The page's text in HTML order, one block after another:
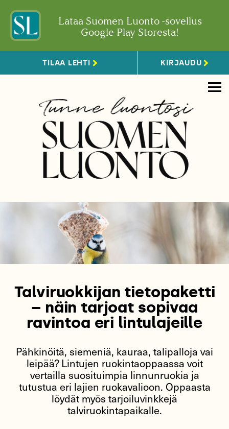
Lataa Suomen Luonto -sovellus
Google Play Storesta!
TILAA LEHTI KIRJAUDU
Talviruokkijan tietopaketti
– näin tarjoat sopivaa
ravintoa eri lintulajeille
Pähkinöitä, siemeniä, kauraa, talipalloja vai
leipää? Lintujen ruokintaoppaassa voit
vertailla suosituimpia linnunruokia ja
tutustua eri lajien ruokavalioon. Oppaasta
löydät myös tarjoiluvinkkejä
talviruokintapaikalle.